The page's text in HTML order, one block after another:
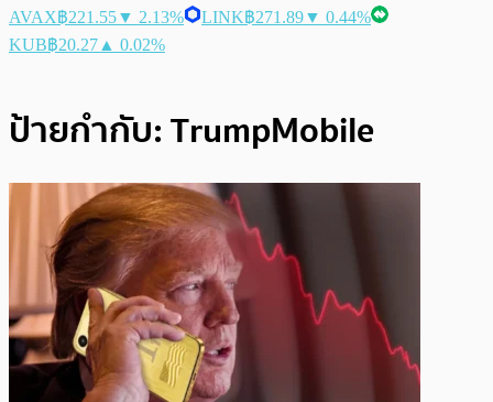
AVAX฿221.55▼ 2.13% LINK฿271.89▼ 0.44%
KUB฿20.27 ▲ 0.02%
ป้ายกำกับ:TrumpMobile